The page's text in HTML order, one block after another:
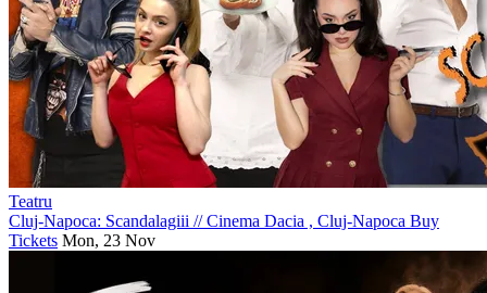
Teatru
Cluj-Napoca: Scandalagiii //Cinema Dacia , Cluj-Napoca Buy
Tickets Mon, 23 Nov